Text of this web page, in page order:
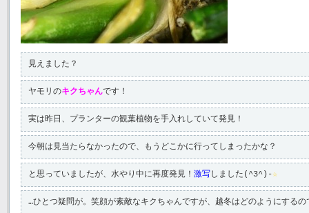
見えました？
ヤモリのキクちゃんです！
実は昨日、プランターの観葉植物を手入れしていて発見！
今朝は見当たらなかったので、もうどこかに行ってしまったかな？
と思っていましたが、水やり中に再度発見！ 激写しました(^3^)-☆
…ひとつ疑問が。笑顔が素敵なキクちゃんですが、越冬はどのようにする